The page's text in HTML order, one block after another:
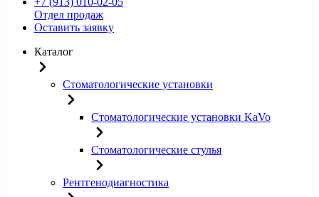
Отдел продаж
Оставить заявку
Каталог
Стоматологические установки
Стоматологические установки KaVo
Стоматологические стулья
Рентгенодиагностика